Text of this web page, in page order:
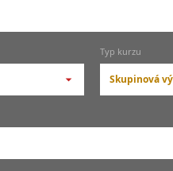
Typ kurzu
Skupinová